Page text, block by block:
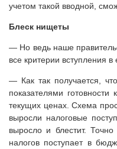
учетом такой вводной,
Блеск нищеты
— Но ведь наше
все критерии вступления
— Как так получается,
показателями
текущих ценах. Схема
выросли налоговые
выросло и блестит.
налогов поступает в